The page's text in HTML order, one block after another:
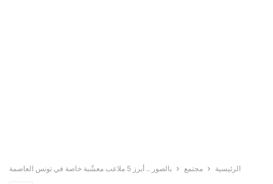
الرئيسية مجتمع بالصور .. أبرز 5 ملاعب معشّبة خاصة في تونس العاصمة